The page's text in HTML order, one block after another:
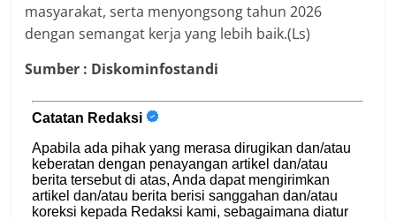
masyarakat, serta menyongsong tahun 2026
dengan semangat kerja yang lebih baik.(Ls)
Sumber : Diskominfostandi